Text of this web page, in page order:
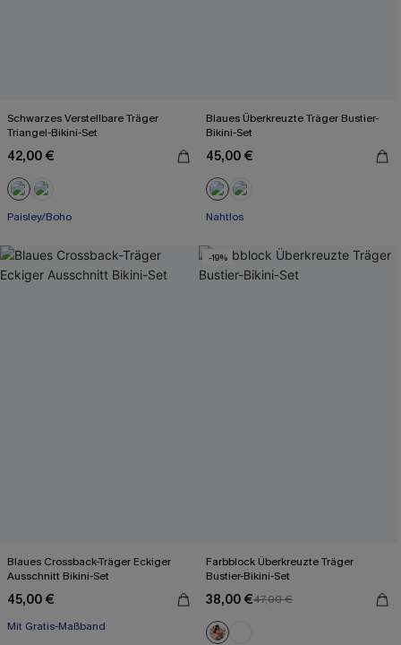
Schwarzes Verstellbare Träger
Triangel-Bikini-Set
42,00 €
Mit Gratis-Maßband
Mit Gratis-Maßband
Blaues Überkreuzte Träger Bustier-
Bikini-Set
45,00 €
Mit Gratis-Maßband
Mit Gratis-Maßband
Blaues Crossback-Träger Eckiger
Ausschnitt Bikini-Set
45,00 €
Mit Gratis-Maßband
-19%
Farbblock Überkreuzte Träger
Bustier-Bikini-Set
38,00 €47,00 €